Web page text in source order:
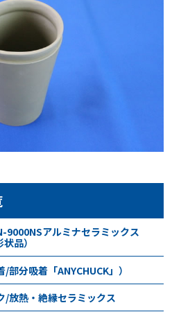
9000NSアルミナセラミックス
品）
分吸着「ANYCHUCK」）
/放熱・絶縁セラミックス